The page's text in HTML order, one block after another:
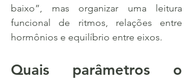
baixo”, mas organizar uma leitura
funcional de ritmos, relações entre
hormônios e equilíbrio entre eixos.
Quais parâmetros o